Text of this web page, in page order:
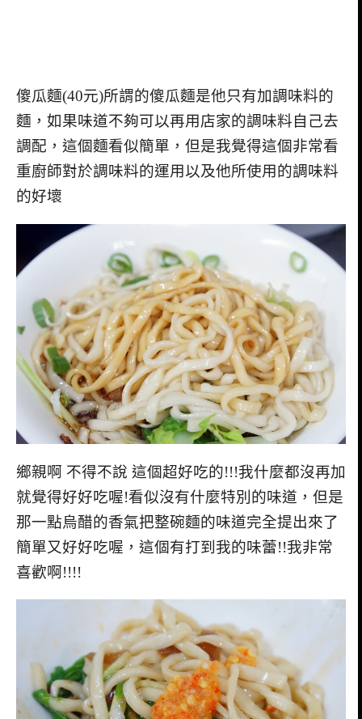
傻瓜麵(40元)所謂的傻瓜麵是他只有加調味料的
麵，如果味道不夠可以再用店家的調味料自己去
調配，這個麵看似簡單，但是我覺得這個非常看
重廚師對於調味料的運用以及他所使用的調味料
的好壞
鄉親啊 不得不說 這個超好吃的!!!我什麼都沒再加
就覺得好好吃喔!看似沒有什麼特別的味道，但是
那一點烏醋的香氣把整碗麵的味道完全提出來了
簡單又好好吃喔，這個有打到我的味蕾!!我非常
喜歡啊!!!!